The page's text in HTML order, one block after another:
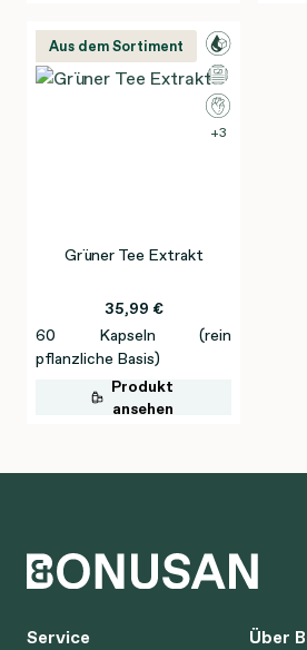
Aus dem Sortiment
3
Grüner Tee Extrakt
35,99 €
60 Kapseln (rein
pflanzliche Basis)
Produkt
ansehen
Service Über